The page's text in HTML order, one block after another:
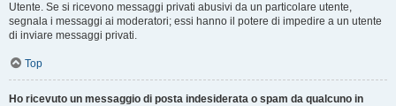
Utente. Se si ricevono messaggi privati ​​abusivi da un particolare utente,
segnala i messaggi ai moderatori; essi hanno il potere di impedire a un utente
di inviare messaggi privati​​.
Top
Ho ricevuto un messaggio di posta indesiderata o spam da qualcuno in